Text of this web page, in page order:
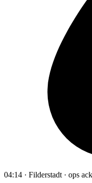
04:14 · Filderstadt · ops